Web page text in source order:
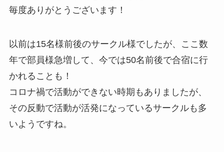
毎度ありがとうございます！
以前は15名様前後のサークル様でしたが、ここ数
年で部員様急増して、今では50名前後で合宿に行
かれることも！
コロナ禍で活動ができない時期もありましたが、
その反動で活動が活発になっているサークルも多
いようですね。